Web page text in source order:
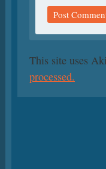
This site uses
processed.